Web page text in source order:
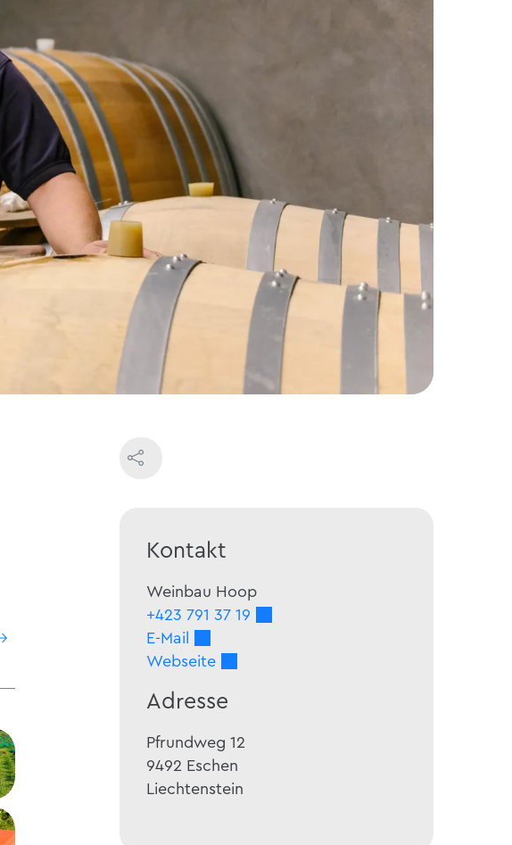
Kontakt
Weinbau Hoop
+423 791 37 19
E-Mail
Webseite
Adresse
Pfrundweg 12
9492 Eschen
Liechtenstein